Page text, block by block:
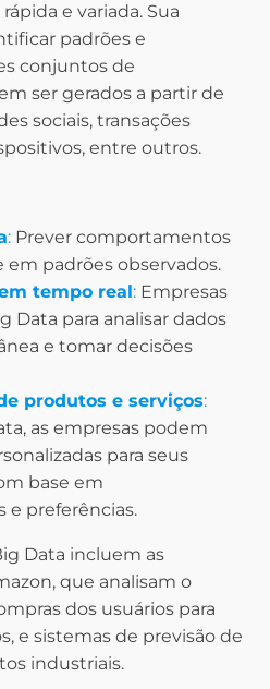
e variada. Sua
padrões e
conjuntos de
ser gerados a partir de
sociais, transações
entre outros.
: Prever comportamentos
padrões observados.
tempo real: Empresas
Data para analisar dados
e tomar decisões
produtos e serviços:
as empresas podem
para seus
base em
preferências.
Data incluem as
que analisam o
dos usuários para
e sistemas de previsão de
industriais.